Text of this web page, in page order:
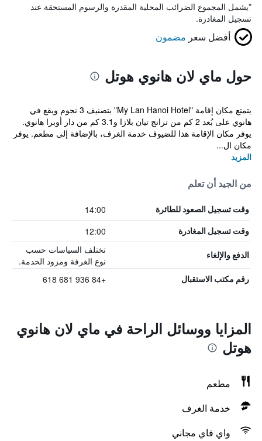
*يشمل المجموع الضرائب المحلية المقدرة والرسوم المستحقة عند
تسجيل المغادرة.
أفضل سعر مضمون
حول ماي لان هانوي هوتل
يتمتع مكان إقامة "My Lan Hanoi Hotel" بتصنيف 3 نجوم ويقع في
هانوي على بُعد 2 كم من ترانج تيان بلازا و3.1 كم من دار أوبرا هانوي.
يوفر مكان الإقامة هذا للضيوف خدمة الغرف، بالإضافة إلى مطعم. يوفر
مكان ال...
المزيد
من الجيد أن تعلم
وقت تسجيل الصعود للطائرة 14:00
وقت تسجيل المغادرة 12:00
الدفع والإلغاء
تختلف السياسات حسب
نوع الغرفة ومزود الخدمة.
رقم مكتب الاستقبال +84 936 681 618
المزايا ووسائل الراحة في ماي لان هانوي
هوتل
مطعم
خدمة الغرف
واي فاي مجاني